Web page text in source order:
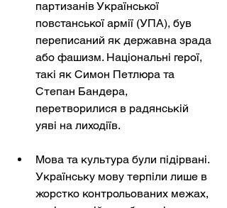
партизанів Української
повстанської армії (УПА), був
переписаний як державна зрада
або фашизм. Національні герої,
такі як Симон Петлюра та
Степан Бандера,
перетворилися в радянській
уяві на лиходіїв.
Мова та культура були підірвані.
Українську мову терпіли лише в
жорстко контрольованих межах,